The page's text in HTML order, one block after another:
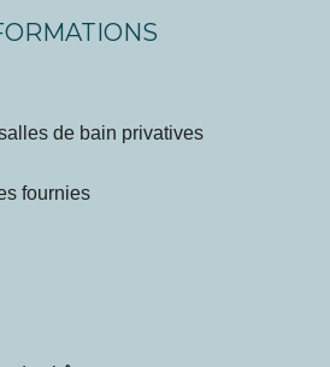
de bain privatives
fournies